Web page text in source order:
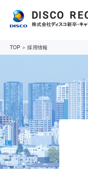
TOP 採用情報